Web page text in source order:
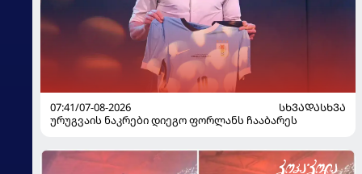
07:41/07-08-2026
ᲡᲮᲕᲐᲓᲐᲡᲮᲕᲐ
ურუგვაის ნაკრები დიეგო ფორლანს ჩააბარეს